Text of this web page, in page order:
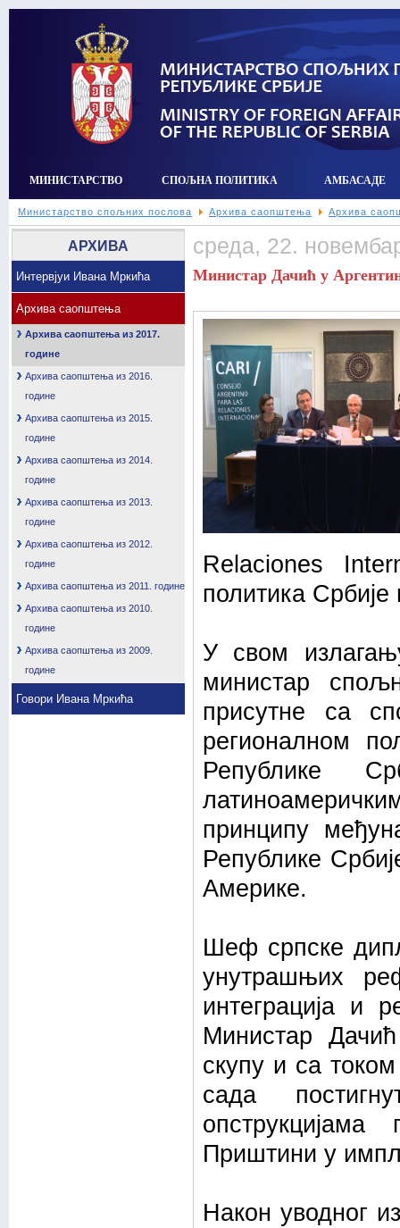
МИНИСТАРСТВО СПОЉНА ПОЛИТИКА АМБАСАДЕ
Министарство спољних послова Архива саопштења Архива
АРХИВА
Интервјуи Ивана Мркића
Архива саопштења
Архива саопштења из 2017.
године
Архива саопштења из 2016.
године
Архива саопштења из 2015.
године
Архива саопштења из 2014.
године
Архива саопштења из 2013.
године
Архива саопштења из 2012.
године
Архива саопштења из 2011. године
Архива саопштења из 2010.
године
Архива саопштења из 2009.
године
Говори Ивана Мркића
среда, 22.
Министар Дачић у
Relaciones
политика Србије
У свом
министар
присутне са
регионалном
Републике
принципу
Републике
Америке.
Шеф српске
унутрашњих
интеграција и
Министар
скупу и са
сада
Приштини у
Након уводног